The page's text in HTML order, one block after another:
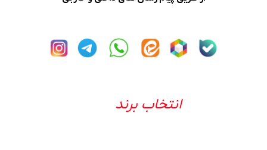
انتخاب برند